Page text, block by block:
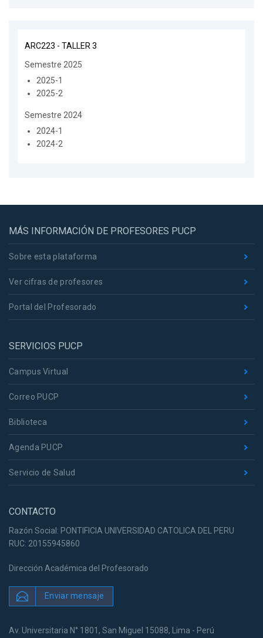
ARC223 - TALLER 3
Semestre 2025
2025-1
2025-2
Semestre 2024
2024-1
2024-2
MÁS INFORMACIÓN DE PROFESORES PUCP
Sobre esta plataforma
Ver cifras de profesores
Portal del Profesorado
SERVICIOS PUCP
Campus Virtual
Correo PUCP
Biblioteca
Agenda PUCP
Servicio de Salud
CONTACTO
Razón Social: PONTIFICIA UNIVERSIDAD CATOLICA DEL PERU
RUC: 20155945860
Dirección Académica del Profesorado
Enviar mensaje
Av. Universitaria N° 1801, San Miguel 15088, Lima - Perú